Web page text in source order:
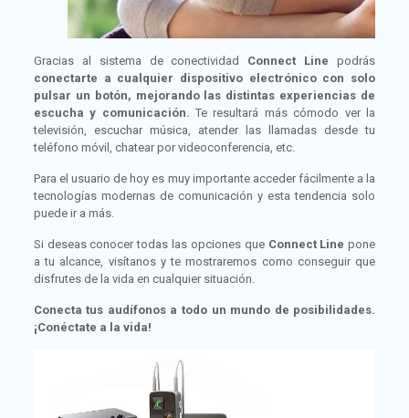
Gracias al sistema de conectividad Connect Line podrás
conectarte a cualquier dispositivo electrónico con solo
pulsar un botón, mejorando las distintas experiencias de
escucha y comunicación. Te resultará más cómodo ver la
televisión, escuchar música, atender las llamadas desde tu
teléfono móvil, chatear por videoconferencia, etc.
Para el usuario de hoy es muy importante acceder fácilmente a la
tecnologías modernas de comunicación y esta tendencia solo
puede ir a más.
Si deseas conocer todas las opciones que Connect Line pone
a tu alcance, visítanos y te mostraremos como conseguir que
disfrutes de la vida en cualquier situación.
Conecta tus audífonos a todo un mundo de posibilidades.
¡Conéctate a la vida!